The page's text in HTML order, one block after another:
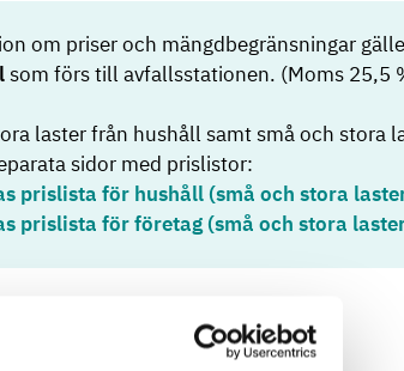
om priser och mängdbegränsningar
som förs till avfallsstationen. (Moms 25,5
laster från hushåll samt små och stora
sidor med prislistor:
prislista för hushåll (små och stora
prislista för företag (små och stora